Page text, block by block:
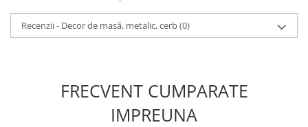
Recenzii - Decor de masă, metalic, cerb(0)
FRECVENT CUMPARATE
IMPREUNA